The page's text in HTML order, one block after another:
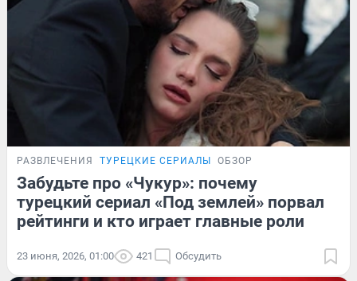
РАЗВЛЕЧЕНИЯ ТУРЕЦКИЕ СЕРИАЛЫ ОБЗОР
Забудьте про «Чукур»: почему
турецкий сериал «Под землей» порвал
рейтинги и кто играет главные роли
23 июня, 2026, 01:00 421 Обсудить